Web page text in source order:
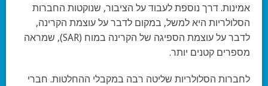
אמינות. דרך נוספת לעבוד על הציבור, שנוקטות החברות
הסלולריות היא למשל, במקום לדבר על עוצמת הקרינה,
לדבר על עוצמת הספיגה של הקרינה במוח (SAR), שמראה
מספרים קטנים יותר.
לחברות הסלולריות שליטה רבה במקבלי ההחלטות. חברי